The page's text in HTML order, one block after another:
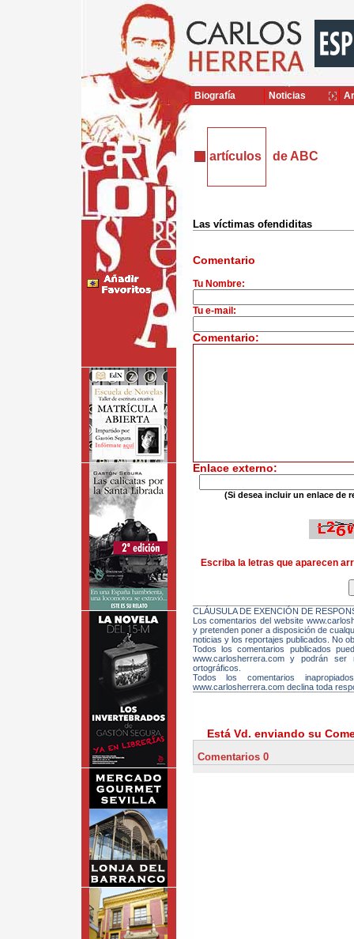
artículos de ABC
Las víctimas ofendiditas
Comentario
Tu Nombre:
Tu e-mail:
Comentario:
Enlace externo:
(Si desea incluir un enlace de
Escriba la letras que aparecen
CLÁUSULA DE EXENCIÓN DE
Los comentarios del website
y pretenden poner a disposición de
noticias y los reportajes publicados. No
Todos los comentarios publicados
www.carlosherrera.com y podrán
ortográficos.
Todos los comentarios
www.carlosherrera.com declina toda
Está Vd. enviando su
Comentarios 0
Biografía Noticias